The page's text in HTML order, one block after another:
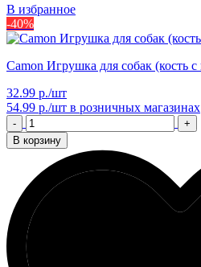
В избранное
-40%
Camon Игрушка для собак (кость
32.99 р./шт
54.99 р./шт в розничных магазинах
-
+
В корзину